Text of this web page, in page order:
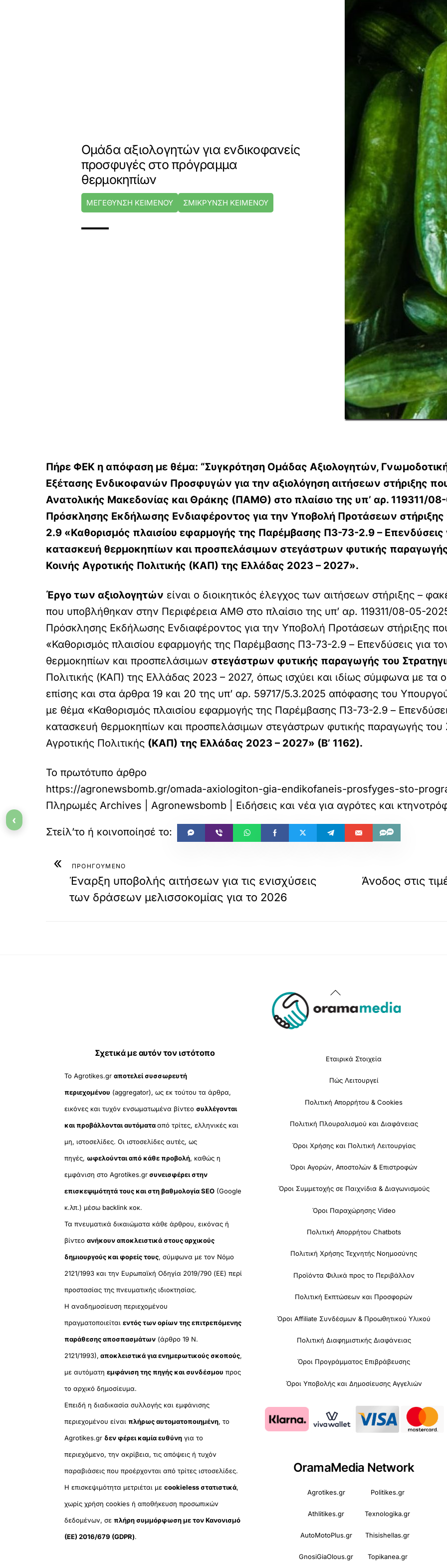
Ομάδα αξιολογητών για ενδικοφανείς
προσφυγές στο πρόγραμμα
θερμοκηπίων
ΜΕΓΕΘΥΝΣΗ ΚΕΙΜΕΝΟΥ ΣΜΙΚΡΥΝΣΗ ΚΕΙΜΕΝΟΥ
Πήρε ΦΕΚ η απόφαση με θέμα: “Συγκρότηση Ομάδας Αξιολογητών,
Εξέτασης Ενδικοφανών Προσφυγών για την αξιολόγηση αιτήσεων στήριξης
Ανατολικής Μακεδονίας και Θράκης (ΠΑΜΘ) στο πλαίσιο της υπ’ αρ.
Πρόσκλησης Εκδήλωσης Ενδιαφέροντος για την Υποβολή Προτάσεων
2.9 «Καθορισμός πλαισίου εφαρμογής της Παρέμβασης Π3-73-2.9 – Επενδύσεις
κατασκευή θερμοκηπίων και προσπελάσιμων στεγάστρων φυτικής παραγωγής
Κοινής Αγροτικής Πολιτικής (ΚΑΠ) της Ελλάδας 2023 – 2027».
Έργο των αξιολογητών είναι ο διοικητικός έλεγχος των αιτήσεων στήριξης –
που υποβλήθηκαν στην Περιφέρεια ΑΜΘ στο πλαίσιο της υπ’ αρ. 119311/08-05-
Πρόσκλησης Εκδήλωσης Ενδιαφέροντος για την Υποβολή Προτάσεων στήριξης
«Καθορισμός πλαισίου εφαρμογής της Παρέμβασης Π3-73-2.9 – Επενδύσεις για
θερμοκηπίων και προσπελάσιμων στεγάστρων φυτικής παραγωγής του
Πολιτικής (ΚΑΠ) της Ελλάδας 2023 – 2027, όπως ισχύει και ιδίως σύμφωνα με τα
επίσης και στα άρθρα 19 και 20 της υπ’ αρ. 59717/5.3.2025 απόφασης του
με θέμα «Καθορισμός πλαισίου εφαρμογής της Παρέμβασης Π3-73-2.9 –
κατασκευή θερμοκηπίων και προσπελάσιμων στεγάστρων φυτικής παραγωγής του
Αγροτικής Πολιτικής (ΚΑΠ) της Ελλάδας 2023 – 2027» (Β’ 1162).
Το πρωτότυπο άρθρο
https://agronewsbomb.gr/omada-axiologiton-gia-endikofaneis-prosfyges-sto-
Πληρωμές Archives | Agronewsbomb | Ειδήσεις και νέα για αγρότες και
« ΠΡΟΗΓΟΥΜΕΝΟ
Έναρξη υποβολής αιτήσεων για τις ενισχύσεις
των δράσεων μελισσοκομίας για το 2026
Άνοδος στις
Back
To
Σχετικά με αυτόν τον ιστότοπο
Το Agrotikes.grαποτελεί συσσωρευτή
περιεχομένου (aggregator), ως εκ τούτου τα άρθρα,
εικόνες και τυχόν ενσωματωμένα βίντεοσυλλέγονται
και προβάλλονται αυτόματααπό τρίτες, ελληνικές και
μη, ιστοσελίδες. Οι ιστοσελίδες αυτές, ως
πηγές, ωφελούνται από κάθε προβολή, καθώς η
εμφάνιση στο Agrotikes.grσυνεισφέρει στην
επισκεψιμότητά τους και στη βαθμολογία SEO (Google
κ.λπ.) μέσω backlink κοκ.
Τα πνευματικά δικαιώματα κάθε άρθρου, εικόνας ή
βίντεοανήκουν αποκλειστικά στους αρχικούς
δημιουργούς και φορείς τους, σύμφωνα με τον Νόμο
2121/1993 και την Ευρωπαϊκή Οδηγία 2019/790 (ΕΕ) περί
προστασίας της πνευματικής ιδιοκτησίας.
Η αναδημοσίευση περιεχομένου
πραγματοποιείταιεντός των ορίων της επιτρεπόμενης
παράθεσης αποσπασμάτων (άρθρο 19 Ν.
2121/1993), αποκλειστικά για ενημερωτικούς σκοπούς,
με αυτόματηεμφάνιση της πηγής και συνδέσμου προς
το αρχικό δημοσίευμα.
Επειδή η διαδικασία συλλογής και εμφάνισης
περιεχομένου είναιπλήρως αυτοματοποιημένη, το
Agrotikes.gr δεν φέρει καμία ευθύνη για το
περιεχόμενο, την ακρίβεια, τις απόψεις ή τυχόν
παραβιάσεις που προέρχονται από τρίτες ιστοσελίδες.
Η επισκεψιμότητα μετριέται μεcookieless στατιστικά,
χωρίς χρήση cookies ή αποθήκευση προσωπικών
δεδομένων, σεπλήρη συμμόρφωση με τον Κανονισμό
(ΕΕ) 2016/679 (GDPR).
Εταιρικά Στοιχεία
Πώς Λειτουργεί
Πολιτική Απορρήτου & Cookies
Πολιτική Πλουραλισμού και Διαφάνειας
Όροι Χρήσης και Πολιτική Λειτουργίας
Όροι Αγορών, Αποστολών & Επιστροφών
Όροι Συμμετοχής σε Παιχνίδια & Διαγωνισμούς
Όροι Παραχώρησης Video
Πολιτική Απορρήτου Chatbots
Πολιτική Χρήσης Τεχνητής Νοημοσύνης
Προϊόντα Φιλικά προς το Περιβάλλον
Πολιτική Εκπτώσεων και Προσφορών
Όροι Affiliate Συνδέσμων & Προωθητικού Υλικού
Πολιτική Διαφημιστικής Διαφάνειας
Όροι Προγράμματος Επιβράβευσης
Όροι Υποβολής και Δημοσίευσης Αγγελιών
OramaMedia Network
Agrotikes.gr Politikes.gr
Athlitikes.gr Texnologika.gr
AutoMotoPlus.gr Thisishellas.gr
GnosiGiaOlous.gr Topikanea.gr
‹